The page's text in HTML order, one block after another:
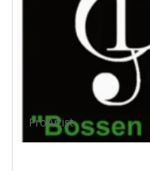
ProArtist